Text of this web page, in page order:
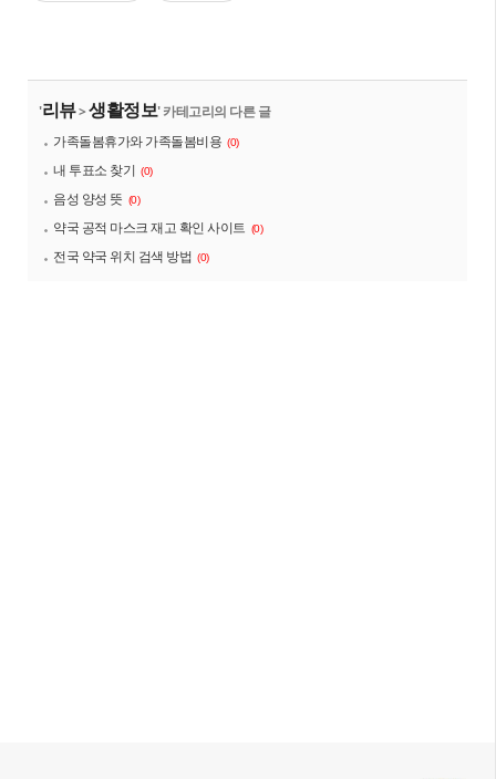
'리뷰>생활정보' 카테고리의 다른 글
가족돌봄휴가와 가족돌봄비용 (0)
내 투표소 찾기 (0)
음성 양성 뜻 (0)
약국 공적 마스크 재고 확인 사이트 (0)
전국 약국 위치 검색 방법 (0)